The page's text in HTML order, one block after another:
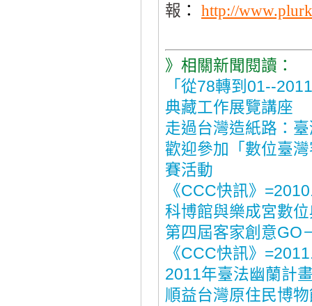
報 ： http://
》相關新聞閱讀：
「從78轉到01--
典藏工作展覽講座
走過台灣造紙路：
歡迎參加「數位臺
賽活動
《CCC快訊》
科博館與樂成宮數
第四屆客家創意GO
《CCC快訊》
2011年臺法幽蘭計
順益台灣原住民博